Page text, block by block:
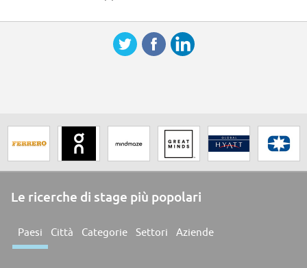
Le ricerche di stage più popolari
Paesi Città Categorie Settori Aziende